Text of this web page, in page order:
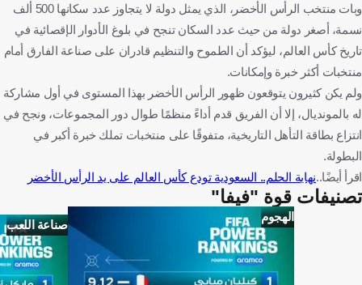
وبات منتخب الرأس الأخضر، الذي يمثل دولة لا يتجاوز عدد سكانها 500 ألف
نسمة، أصغر دولة من حيث عدد السكان تنجح في بلوغ الأدوار الإقصائية في
تاريخ كأس العالم، ليؤكد أن الطموح والتنظيم قادران على صناعة الفارق أمام
منتخبات أكثر خبرة وإمكانات.
ولم يكن كثيرون يتوقعون ظهور الرأس الأخضر بهذا المستوى في أول مشاركة
له بالمونديال، إلا أن الفريق قدم أداءً منظمًا طوال دور المجموعات، ونجح في
انتزاع بطاقة التأهل التاريخية، متفوقًا على منتخبات تملك خبرة أكبر في
البطولة.
اقرأ أيضًا..نهاية الحلم.. السعودية تودع كأس العالم على يد الرأس الأخضر
تصنيفات قوة "فيفا"
الهجوم
صناعة اللعب